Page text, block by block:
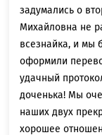
задумались о
Михайловна не
всезнайка, и мы
оформили
удачный
доченька! Мы
наших двух
хорошее